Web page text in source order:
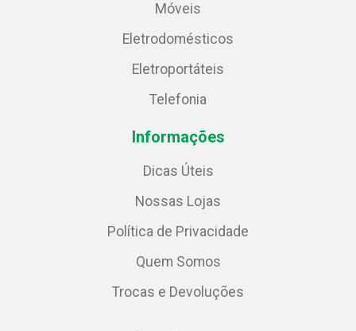
Móveis
Eletrodomésticos
Eletroportáteis
Telefonia
Informações
Dicas Úteis
Nossas Lojas
Política de Privacidade
Quem Somos
Trocas e Devoluções